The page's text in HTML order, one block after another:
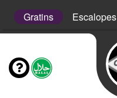
Gratins Escalopes